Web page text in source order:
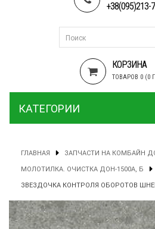
+38(095)213-
КОРЗИНА
ТОВАРОВ 0 (0
КАТЕГОРИИ
ГЛАВНАЯ ЗАПЧАСТИ НА КОМБАЙН
МОЛОТИЛКА. ОЧИСТКА ДОН-1500А, Б
ЗВЕЗДОЧКА КОНТРОЛЯ ОБОРОТОВ